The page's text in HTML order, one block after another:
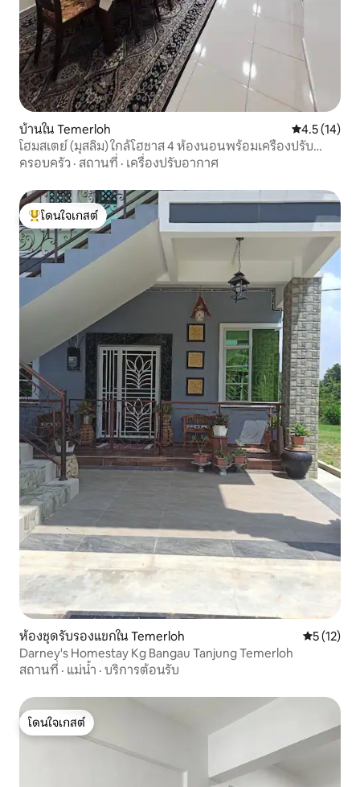
บ้านใน Temerloh คะแนนเฉลี่ย
4.5 (14)
โฮมสเตย์ (มุสลิม) ใกล้โฮชาส 4 ห้องนอนพร้อมเครื่องปรับ
อากาศ
ครอบครัว · สถานที่ · เครื่องปรับอากาศ
โดนใจเกสต์ที่สุด
โดนใจเกสต์
ห้องชุดรับรองแขกใน Temerloh คะแนนเฉลี่
5 (12)
Darney's Homestay Kg Bangau Tanjung Temerloh
สถานที่ · แม่น้ำ · บริการต้อนรับ
โดนใจเกสต์
โดนใจเกสต์